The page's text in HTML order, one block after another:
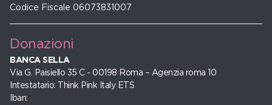
Codice Fiscale 06073831007
Donazioni
BANCA SELLA
Via G. Paisiello 35 C - 00198 Roma – Agenzia roma 10
Intestatario: Think Pink Italy ETS
Iban: